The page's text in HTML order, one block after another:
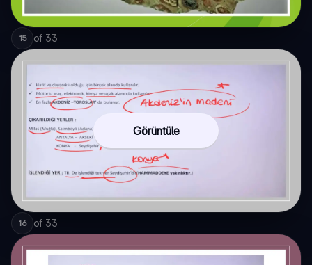
15 of 33
Görüntüle
16 of 33